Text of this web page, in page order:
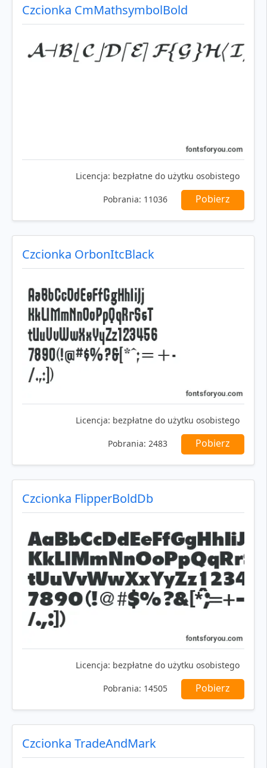
Czcionka CmMathsymbolBold
Licencja: bezpłatne do użytku osobistego
Pobrania: 11036 Pobierz
Czcionka OrbonItcBlack
Licencja: bezpłatne do użytku osobistego
Pobrania: 2483 Pobierz
Czcionka FlipperBoldDb
Licencja: bezpłatne do użytku osobistego
Pobrania: 14505 Pobierz
Czcionka TradeAndMark